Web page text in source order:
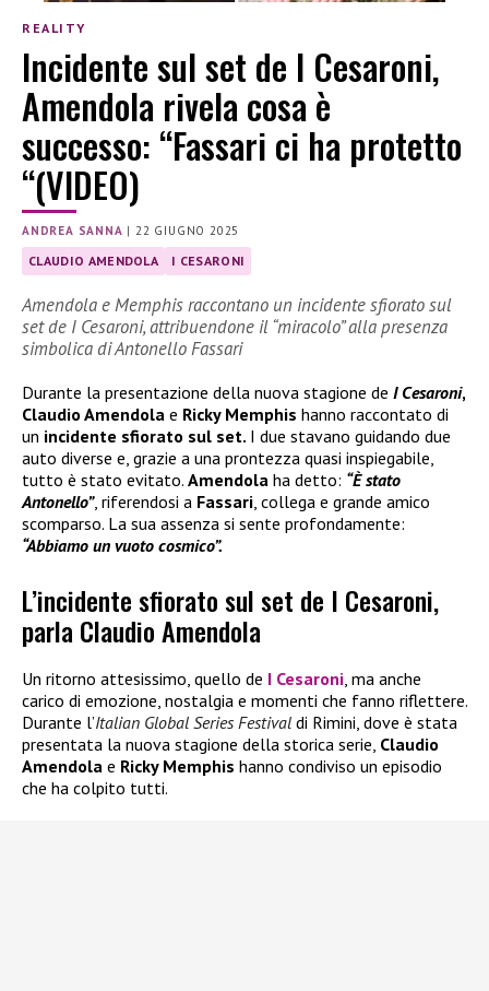
REALITY
Incidente sul set de I Cesaroni,
Amendola rivela cosa è
successo: “Fassari ci ha protetto
“(VIDEO)
ANDREA SANNA | 22 GIUGNO 2025
CLAUDIO AMENDOLA I CESARONI
Amendola e Memphis raccontano un incidente sfiorato sul
set de I Cesaroni, attribuendone il “miracolo” alla presenza
simbolica di Antonello Fassari
Durante la presentazione della nuova stagione de I Cesaroni,
Claudio Amendola e Ricky Memphis hanno raccontato di
un incidente sfiorato sul set. I due stavano guidando due
auto diverse e, grazie a una prontezza quasi inspiegabile,
tutto è stato evitato. Amendola ha detto: “È stato
Antonello”, riferendosi a Fassari , collega e grande amico
scomparso. La sua assenza si sente profondamente:
“Abbiamo un vuoto cosmico”.
L’incidente sfiorato sul set de I Cesaroni,
parla Claudio Amendola
Un ritorno attesissimo, quello de I Cesaroni , ma anche
carico di emozione, nostalgia e momenti che fanno riflettere.
Durante l’Italian Global Series Festival di Rimini, dove è stata
presentata la nuova stagione della storica serie, Claudio
Amendola e Ricky Memphis hanno condiviso un episodio
che ha colpito tutti.